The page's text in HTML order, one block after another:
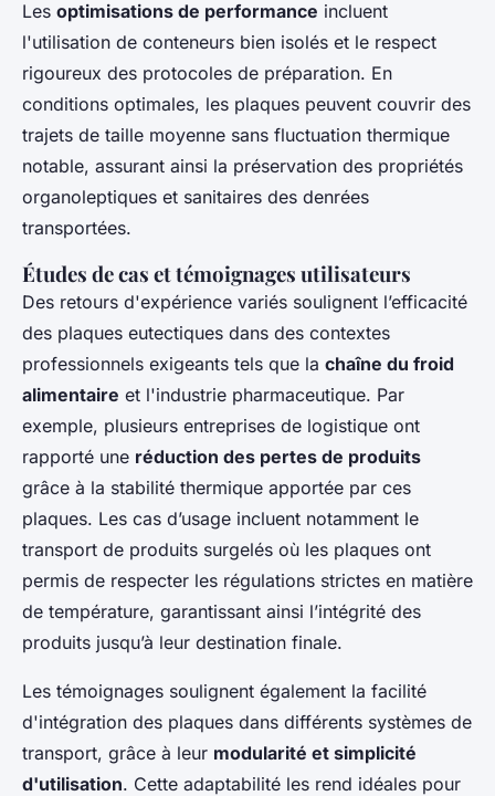
Les optimisations de performance incluent
l'utilisation de conteneurs bien isolés et le respect
rigoureux des protocoles de préparation. En
conditions optimales, les plaques peuvent couvrir des
trajets de taille moyenne sans fluctuation thermique
notable, assurant ainsi la préservation des propriétés
organoleptiques et sanitaires des denrées
transportées.
Études de cas et témoignages utilisateurs
Des retours d'expérience variés soulignent l’efficacité
des plaques eutectiques dans des contextes
professionnels exigeants tels que la chaîne du froid
alimentaire et l'industrie pharmaceutique. Par
exemple, plusieurs entreprises de logistique ont
rapporté une réduction des pertes de produits
grâce à la stabilité thermique apportée par ces
plaques. Les cas d’usage incluent notamment le
transport de produits surgelés où les plaques ont
permis de respecter les régulations strictes en matière
de température, garantissant ainsi l’intégrité des
produits jusqu’à leur destination finale.
Les témoignages soulignent également la facilité
d'intégration des plaques dans différents systèmes de
transport, grâce à leur modularité et simplicité
d'utilisation. Cette adaptabilité les rend idéales pour